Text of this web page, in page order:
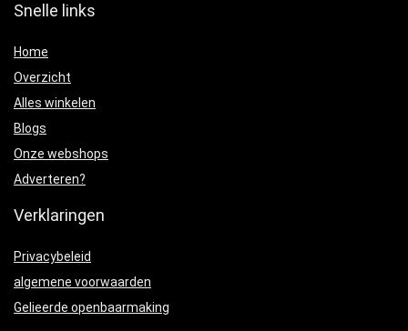
Snelle links
Home
Overzicht
Alles winkelen
Blogs
Onze webshops
Adverteren?
Verklaringen
Privacybeleid
algemene voorwaarden
Gelieerde openbaarmaking